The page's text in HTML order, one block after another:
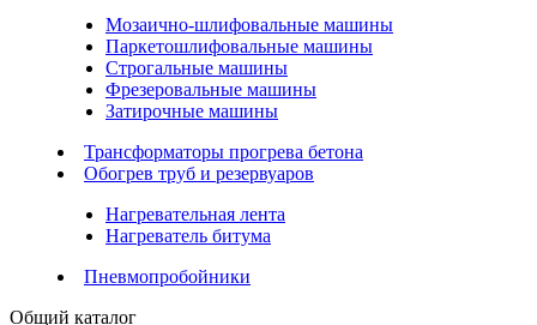
Мозаично-шлифовальные машины
Паркетошлифовальные машины
Строгальные машины
Фрезеровальные машины
Затирочные машины
Трансформаторы прогрева бетона
Обогрев труб и резервуаров
Нагревательная лента
Нагреватель битума
Пневмопробойники
Общий каталог